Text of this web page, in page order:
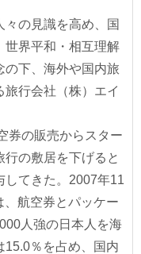
の見識を高め、国
世界平和・相互理解
の下、海外や国内旅
行会社（株）エイ
券の販売からスター
行の敷居を下げると
してきた。2007年11
、航空券とパッケー
人強の日本人を海
15.0％を占め、国内